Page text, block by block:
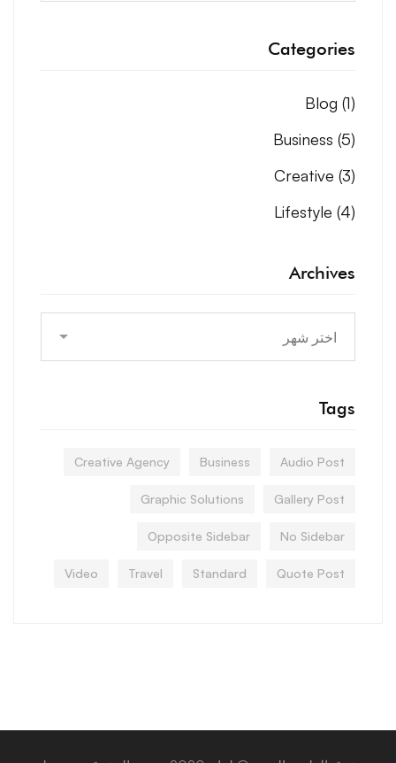
Categories
Blog (1)
Business (5)
Creative (3)
Lifestyle (4)
Archives
Tags
Audio Post
Business
Creative Agency
Gallery Post
Graphic Solutions
No Sidebar
Opposite Sidebar
Quote Post
Standard
Travel
Video